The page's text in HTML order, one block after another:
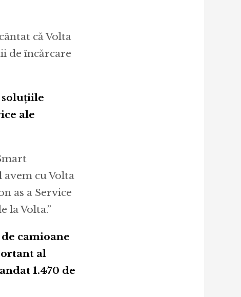
că Volta
de încărcare
soluțiile
ale
cu Volta
as a Service
la Volta.”
camioane
al
1.470 de